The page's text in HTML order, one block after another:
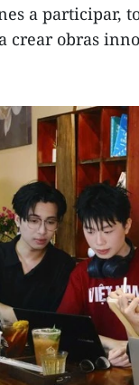
a participar,
crear obras